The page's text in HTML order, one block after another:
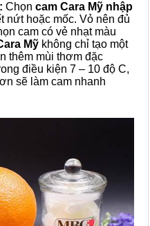
Chọn cam Cara Mỹ nhập
nứt hoặc mốc. Vỏ nên đủ
cam có vẻ nhạt màu
Mỹ không chỉ tạo một
thêm mùi thơm đặc
điều kiện 7 – 10 độ C,
sẽ làm cam nhanh